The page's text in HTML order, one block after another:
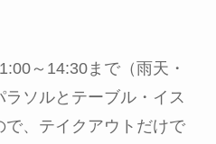
～14:30まで（雨天・
ソルとテーブル・イス
で、テイクアウトだけで